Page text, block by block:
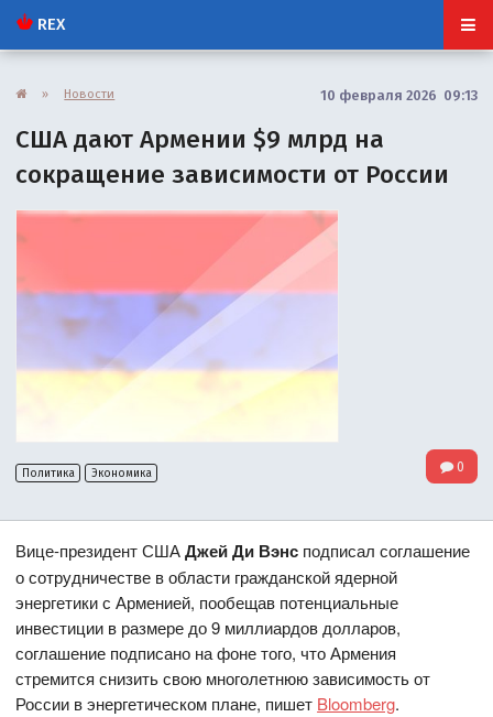
REX
» Новости 10 февраля 2026 09:13
США дают Армении $9 млрд на
сокращение зависимости от России
Политика Экономика 0
Вице-президент СШАДжей Ди Вэнс подписал соглашение
о сотрудничестве в области гражданской ядерной
энергетики с Арменией, пообещав потенциальные
инвестиции в размере до 9 миллиардов долларов,
соглашение подписано на фоне того, что Армения
стремится снизить свою многолетнюю зависимость от
России в энергетическом плане, пишет Bloomberg.